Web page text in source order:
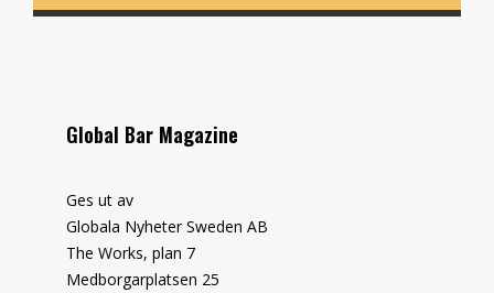
Global Bar Magazine
Ges ut av
Globala Nyheter Sweden AB
The Works, plan 7
Medborgarplatsen 25